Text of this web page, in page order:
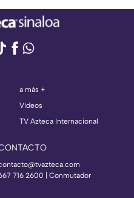
a más +
Videos
TV Azteca Internacional
716 2600 | Conmutador